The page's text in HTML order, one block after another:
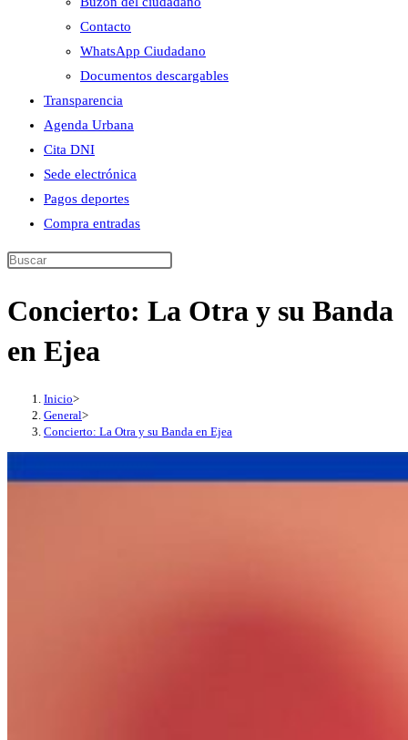
Contacto
WhatsApp Ciudadano
Documentos descargables
Transparencia
Agenda Urbana
Cita DNI
Sede electrónica
Pagos deportes
Compra entradas
Buscar
esta
Concierto: La Otra y su Banda
en Ejea
Inicio>
General>
Concierto: La Otra y su Banda en Ejea